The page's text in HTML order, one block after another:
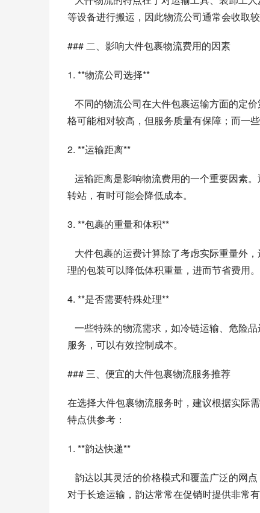
等设备进行搬运，因此物流公司通常会收取较
### 二、影响大件包裹物流费用的因素
1. **物流公司选择**
格可能相对较高，但服务质量有保障；而一
2. **运输距离**
转站，有时可能会降低成本。
3. **包裹的重量和体积**
理的包装可以降低体积重量，进而节省费用。
4. **是否需要特殊处理**
服务，可以有效控制成本。
### 三、便宜的大件包裹物流服务推荐
在选择大件包裹物流服务时，建议根据实际
特点供参考：
1. **韵达快递**
对于长途运输，韵达常常在促销时提供非常有